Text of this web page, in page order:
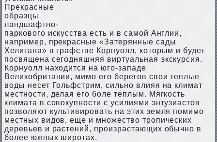
Прекрасные
образцы
ландшафтно-
паркового искусства есть и в самой Англии,
например, прекрасные «Затерянные сады
Хелигана» в графстве Корнуолл, которым и будет
посвящена сегодняшняя виртуальная экскурсия.
Корнуолл находится на юго-западе
Великобритании, мимо его берегов свои теплые
воды несет Гольфстрим, сильно влияя на климат
местности, делая его боле теплым. Мягкость
климата в совокупности с усилиями энтузиастов
позволяют культивировать на этих земля помимо
местных видов, еще и множество тропических
деревьев и растений, произрастающих обычно в
более южных широтах.